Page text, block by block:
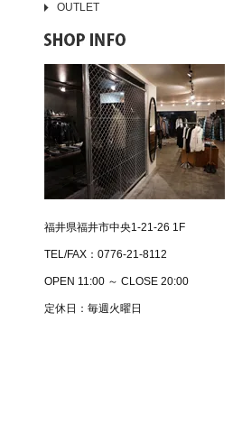
OUTLET
福井県福井市中央1-21-26 1F
TEL/FAX：0776-21-8112
OPEN 11:00 ～ CLOSE 20:00
定休日：毎週火曜日